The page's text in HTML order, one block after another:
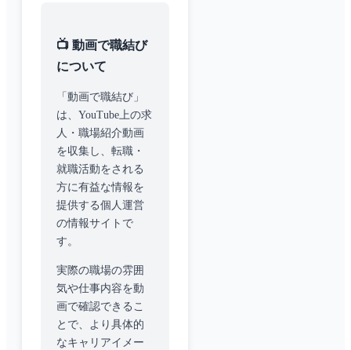
📺 動画で職結び
について
「動画で職結び」
は、YouTube上の求
人・職場紹介動画
を収集し、転職・
就職活動をされる
方に有益な情報を
提供する個人運営
の情報サイトで
す。
実際の職場の雰囲
気や仕事内容を動
画で確認できるこ
とで、より具体的
なキャリアイメー